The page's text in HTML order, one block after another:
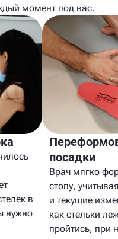
момент под вас.
в
нужно
посадки
Врач мягко
стопу,
и текущие
как стельки
пройтись, при